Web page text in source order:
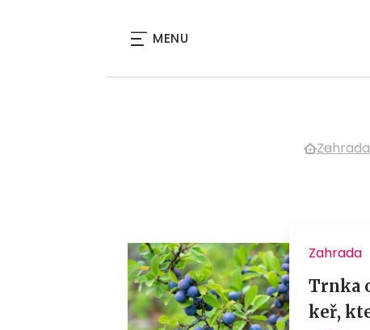
MENU
Zahrada